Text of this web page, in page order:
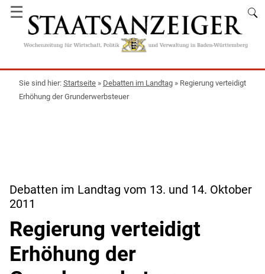
☰
Startseite » Debatten im Landtag » Regierung verteidigt
Erhöhung der Grunderwerbsteuer
Debatten im Landtag vom 13. und 14. Oktober
2011
Regierung verteidigt
Erhöhung der